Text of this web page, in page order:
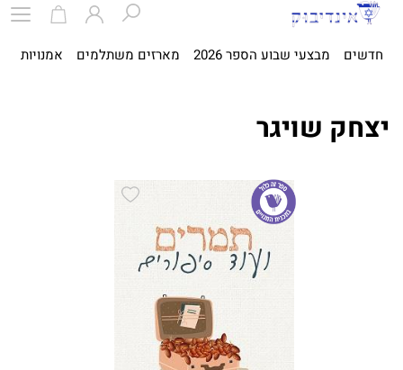
חדשים מבצעי שבוע הספר 2026 מארזים משתלמים אמנויות
יצחק שויגר